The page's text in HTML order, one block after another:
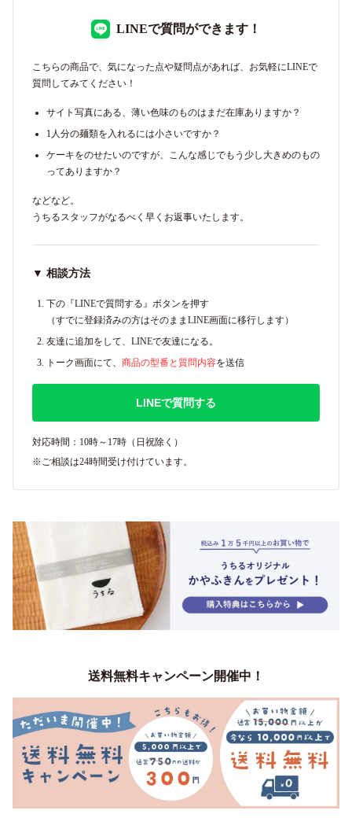
LINEで質問ができます！
こちらの商品で、気になった点や疑問点があれば、お気軽にLINEで
質問してみてください！
サイト写真にある、薄い色味のものはまだ在庫ありますか？
1人分の麺類を入れるには小さいですか？
ケーキをのせたいのですが、こんな感じでもう少し大きめのもの
ってありますか？
などなど。
うちるスタッフがなるべく早くお返事いたします。
▼ 相談方法
下の『LINEで質問する』ボタンを押す
（すでに登録済みの方はそのままLINE画面に移行します）
友達に追加をして、LINEで友達になる。
トーク画面にて、 商品の型番と質問内容を送信
LINEで質問する
対応時間：10時～17時（日祝除く）
※ご相談は24時間受け付けています。
送料無料キャンペーン開催中！